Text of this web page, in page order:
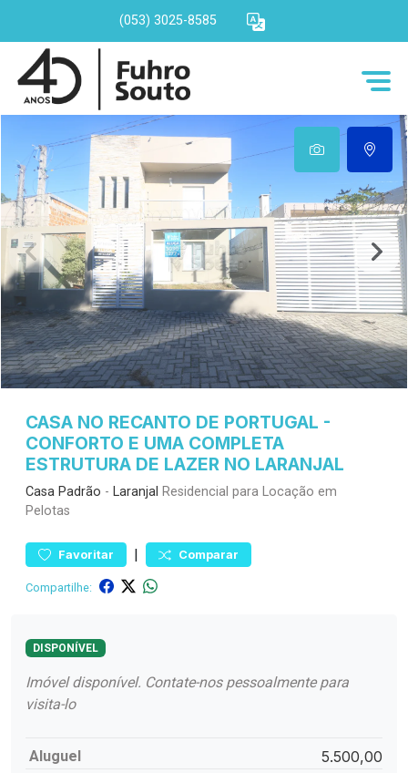
(053) 3025-8585
CASA NO RECANTO DE PORTUGAL -
CONFORTO E UMA COMPLETA
ESTRUTURA DE LAZER NO LARANJAL
Casa Padrão - Laranjal Residencial para Locação em
Pelotas
Favoritar | Comparar
Compartilhe:
DISPONÍVEL
Imóvel disponível. Contate-nos pessoalmente para
visita-lo
Aluguel 5.500,00